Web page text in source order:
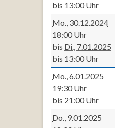
bis 13:00 Uhr
Mo., 30.12.2024
18:00 Uhr
bis Di., 7.01.2025
bis 13:00 Uhr
Mo., 6.01.2025
19:30 Uhr
bis 21:00 Uhr
Do., 9.01.2025